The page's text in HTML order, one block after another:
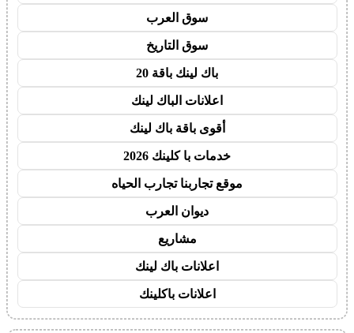
سوق العرب
سوق التاريخ
باك لينك باقة 20
اعلانات الباك لينك
أقوى باقة باك لينك
خدمات با كلينك 2026
موقع تجاربنا تجارب الحياه
ديوان العرب
مشاريع
اعلانات باك لينك
اعلانات باكلينك